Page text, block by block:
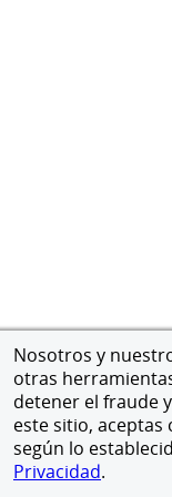
Nosotros y
otras
detener el fraude
este sitio,
según lo
Privacidad.